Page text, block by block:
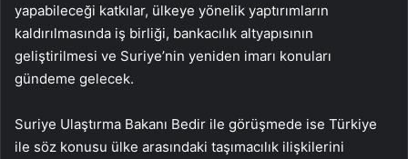
yapabileceği katkılar, ülkeye yönelik yaptırımların
kaldırılmasında iş birliği, bankacılık altyapısının
geliştirilmesi ve Suriye’nin yeniden imarı konuları
gündeme gelecek.
Suriye Ulaştırma Bakanı Bedir ile görüşmede ise Türkiye
ile söz konusu ülke arasındaki taşımacılık ilişkilerini